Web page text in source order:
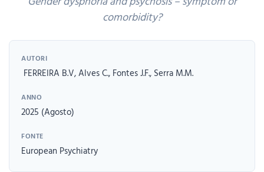
comorbidity?
AUTORI
FERREIRA B.V, Alves C., Fontes J.F., Serra M.M.
ANNO
2025 (Agosto)
FONTE
European Psychiatry